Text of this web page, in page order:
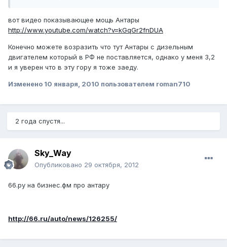
вот видео показывающее мощь Антары
http://www.youtube.com/watch?v=kGqGr2fnDUA
Конечно можете возразить что тут Антары с дизельным
двигателем который в РФ не поставляется, однако у меня 3,2
и я уверен что в эту гору я тоже заеду.
Изменено 10 января, 2010 пользователем roman710
2 года спустя...
Sky_Way
Опубликовано 29 октября, 2012
66.ру на бизнес.фм про антару
http://66.ru/auto/news/126255/